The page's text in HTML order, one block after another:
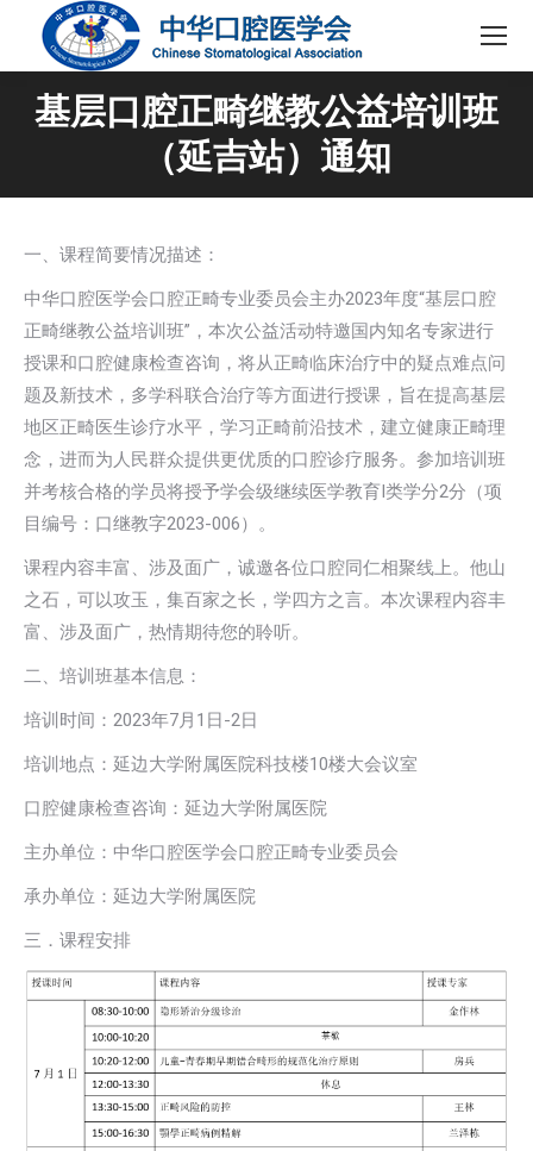
基层口腔正畸继教公益培训班
（延吉站）通知
一、课程简要情况描述：
中华口腔医学会口腔正畸专业委员会主办2023年度“基层口腔
正畸继教公益培训班”，本次公益活动特邀国内知名专家进行
授课和口腔健康检查咨询，将从正畸临床治疗中的疑点难点问
题及新技术，多学科联合治疗等方面进行授课，旨在提高基层
地区正畸医生诊疗水平，学习正畸前沿技术，建立健康正畸理
念，进而为人民群众提供更优质的口腔诊疗服务。参加培训班
并考核合格的学员将授予学会级继续医学教育I类学分2分（项
目编号：口继教字2023-006）。
课程内容丰富、涉及面广，诚邀各位口腔同仁相聚线上。他山
之石，可以攻玉，集百家之长，学四方之言。本次课程内容丰
富、涉及面广，热情期待您的聆听。
二、培训班基本信息：
培训时间：2023年7月1日-2日
培训地点：延边大学附属医院科技楼10楼大会议室
口腔健康检查咨询：延边大学附属医院
主办单位：中华口腔医学会口腔正畸专业委员会
承办单位：延边大学附属医院
三．课程安排